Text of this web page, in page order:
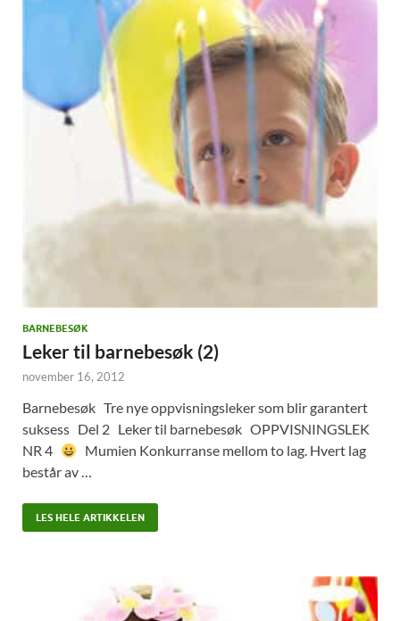
BARNEBESØK
Leker til barnebesøk (2)
november 16, 2012
Barnebesøk Tre nye oppvisningsleker som blir garantert
suksess Del 2 Leker til barnebesøk OPPVISNINGSLEK
NR 4
Mumien Konkurranse mellom to lag. Hvert lag
består av …
LES HELE ARTIKKELEN